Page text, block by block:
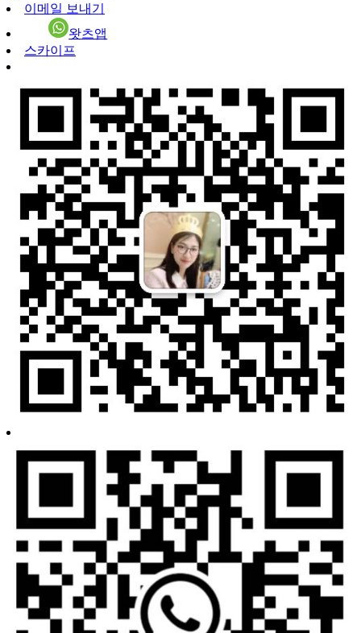
이메일 보내기
왓츠앱
스카이프